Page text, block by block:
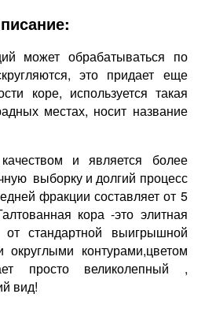
может обрабатываться по
это придает еще
коре, используется такая
местах, носит название
и является более
выборку и долгий процесс
фракции составляет от 5
кора -это элитная
от стандартной выигрышной
округлыми контурами,цветом
просто великолепный ,
вид!